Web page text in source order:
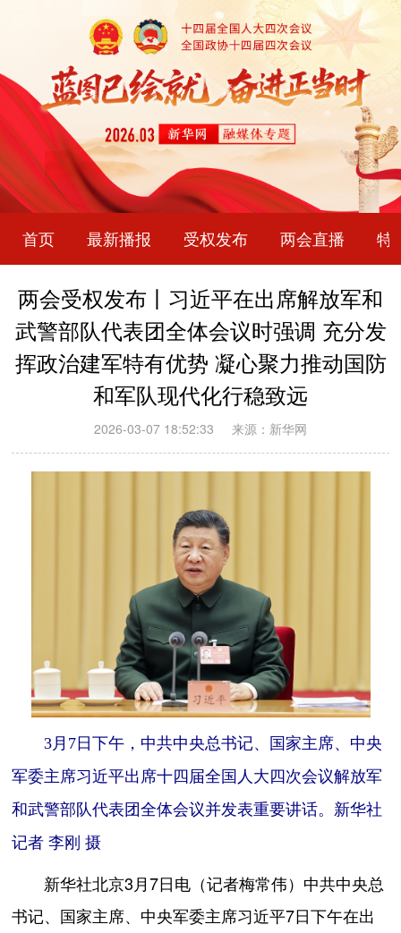
首页 最新播报 受权发布 两会直播 特
两会受权发布丨习近平在出席解放军和
武警部队代表团全体会议时强调 充分发
挥政治建军特有优势 凝心聚力推动国防
和军队现代化行稳致远
2026-03-07 18:52:33 来源：新华网
3月7日下午，中共中央总书记、国家主席、中央
军委主席习近平出席十四届全国人大四次会议解放军
和武警部队代表团全体会议并发表重要讲话。新华社
记者 李刚 摄
新华社北京3月7日电（记者梅常伟）中共中央总
书记、国家主席、中央军委主席习近平7日下午在出